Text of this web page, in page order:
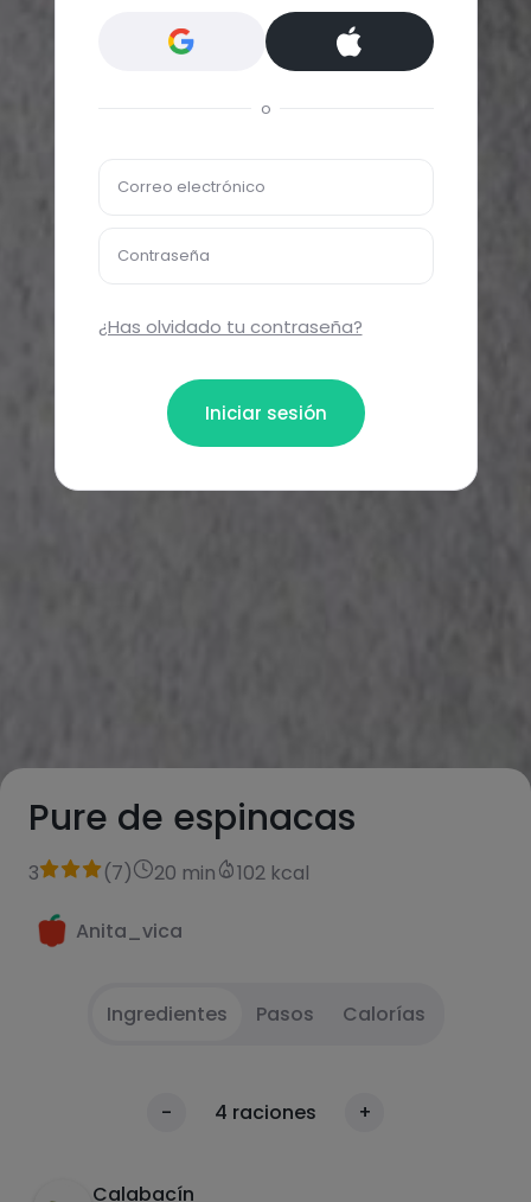
Pure de espinacas
3 (7) 20 min 102 kcal
Anita_vica
Ingredientes Pasos Calorías
- 4 raciones +
Calabacín
Lavar cortar y cocer las verduras
o
Correo electrónico
Contraseña
¿Has olvidado tu contraseña?
Iniciar sesión